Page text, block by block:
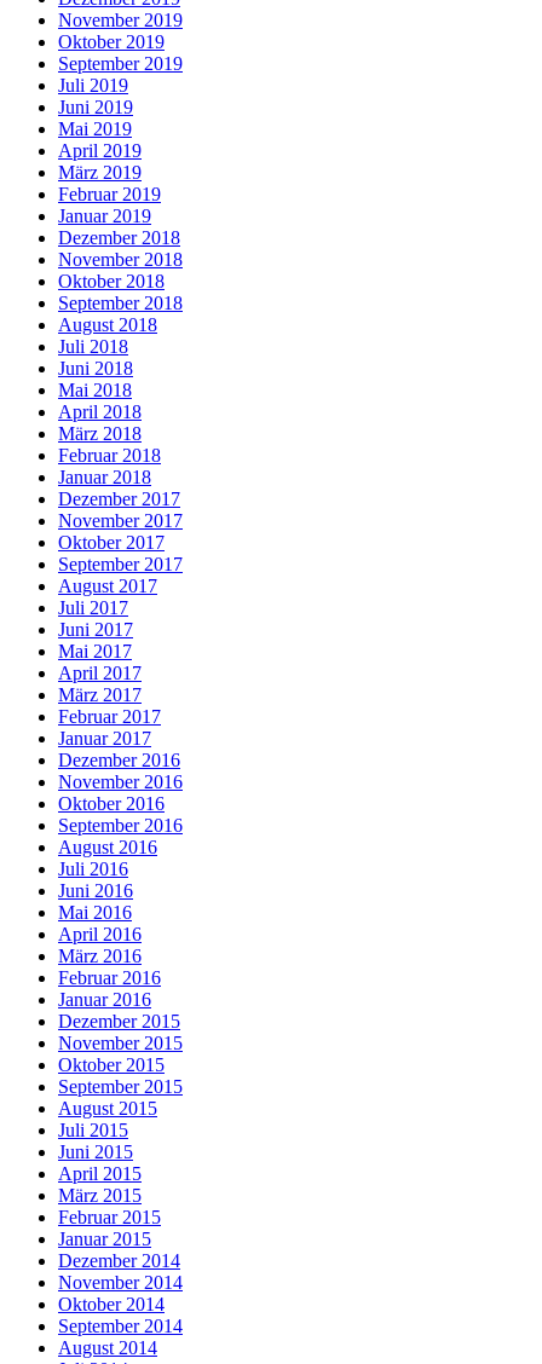
November 2019
Oktober 2019
September 2019
Juli 2019
Juni 2019
Mai 2019
April 2019
März 2019
Februar 2019
Januar 2019
Dezember 2018
November 2018
Oktober 2018
September 2018
August 2018
Juli 2018
Juni 2018
Mai 2018
April 2018
März 2018
Februar 2018
Januar 2018
Dezember 2017
November 2017
Oktober 2017
September 2017
August 2017
Juli 2017
Juni 2017
Mai 2017
April 2017
März 2017
Februar 2017
Januar 2017
Dezember 2016
November 2016
Oktober 2016
September 2016
August 2016
Juli 2016
Juni 2016
Mai 2016
April 2016
März 2016
Februar 2016
Januar 2016
Dezember 2015
November 2015
Oktober 2015
September 2015
August 2015
Juli 2015
Juni 2015
April 2015
März 2015
Februar 2015
Januar 2015
Dezember 2014
November 2014
Oktober 2014
September 2014
August 2014